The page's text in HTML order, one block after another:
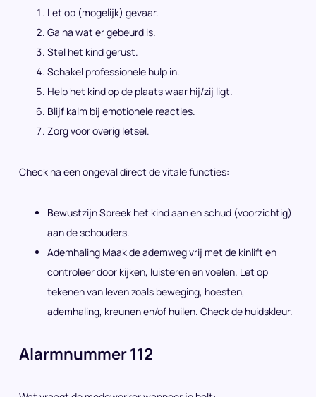
Let op (mogelijk) gevaar.
Ga na wat er gebeurd is.
Stel het kind gerust.
Schakel professionele hulp in.
Help het kind op de plaats waar hij/zij ligt.
Blijf kalm bij emotionele reacties.
Zorg voor overig letsel.
Check na een ongeval direct de vitale functies:
Bewustzijn Spreek het kind aan en schud (voorzichtig)
aan de schouders.
Ademhaling Maak de ademweg vrij met de kinlift en
controleer door kijken, luisteren en voelen. Let op
tekenen van leven zoals beweging, hoesten,
ademhaling, kreunen en/of huilen. Check de huidskleur.
Alarmnummer 112